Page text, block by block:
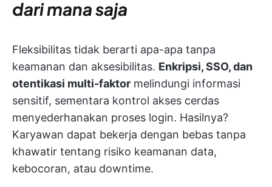
dari mana saja
Fleksibilitas tidak berarti apa-apa tanpa
keamanan dan aksesibilitas. Enkripsi, SSO, dan
otentikasi multi-faktor melindungi informasi
sensitif, sementara kontrol akses cerdas
menyederhanakan proses login. Hasilnya?
Karyawan dapat bekerja dengan bebas tanpa
khawatir tentang risiko keamanan data,
kebocoran, atau downtime.